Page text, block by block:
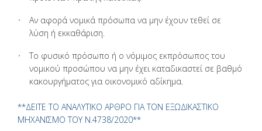
Αν αφορά νομικά πρόσωπα να μην έχουν τεθεί σε
λύση ή εκκαθάριση.
Το φυσικό πρόσωπο ή ο νόμιμος εκπρόσωπος του
νομικού προσώπου να μην έχει καταδικαστεί σε βαθμό
κακουργήματος για οικονομικό αδίκημα.
**ΔΕΙΤΕ ΤΟ ΑΝΑΛΥΤΙΚΟ ΑΡΘΡΟ ΓΙΑ ΤΟΝ ΕΞΩΔΙΚΑΣΤΙΚΟ
ΜΗΧΑΝΙΣΜΟ ΤΟΥ Ν.4738/2020**